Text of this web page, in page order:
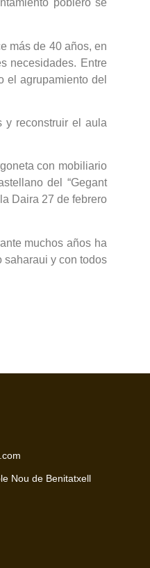
poblero se
más de 40 años, en
necesidades. Entre
el agrupamiento del
y reconstruir el aula
con mobiliario
del “Gegant
Daira 27 de febrero
muchos años ha
saharaui y con todos
Nou de Benitatxell